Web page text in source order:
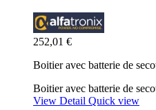
252,01 €
Boitier avec batterie de
Boitier avec batterie de
View Detail Quick view